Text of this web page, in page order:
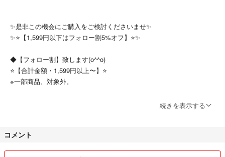
肩幅ではなく裄丈(首の付け根から袖先までの長さ)で採寸しております。
【画像について】
■着画のご要望にはお答えできません。
✨是非この機会にご購入をご検討くださいませ✨
✨⭐️【1,599円以下はフォロー割5%オフ】⭐️✨
◆【フォロー割】致します(o^^o)
⭐️【合計金額・1,599円以上〜】⭐️
※一部商品、対象外。
◆ご利用の際、【フォロー割希望】と、コメント下さい。（╹◡╹）⭐️
レディースのお洋服を中心に、クローゼット整理で着なくなったアイテ
続きを表示する
コメント